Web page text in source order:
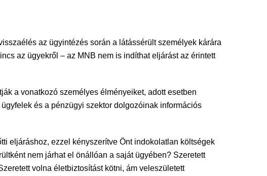
az ügyintézés során a látássérült személyek kárára
az ügyekről – az MNB nem is indíthat eljárást az érintett
a vonatkozó személyes élményeiket, adott esetben
és a pénzügyi szektor dolgozóinak információs
eljáráshoz, ezzel kényszerítve Önt indokolatlan költségek
nem járhat el önállóan a saját ügyében? Szeretett
volna életbiztosítást kötni, ám veleszületett